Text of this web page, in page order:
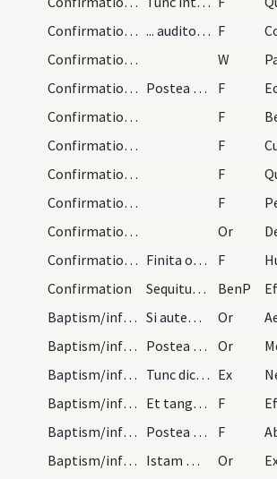
Confirmation/2
... audito nomine ... dicat: F
Confirmation/2
W
Confirmation/3
Postea dicat hos versus: F
Confirmation/4
F
Confirmation/5
F
Confirmation/6
F
Confirmation/7
F
Confirmation/3
Or
Confirmation/8
Finita oratione dicat diaconus confirmatis capita… F
Confirmation
Sequitur benedictio ab episcopo BenP
Baptism/infirmity
Si autem infirmus infans ad baptisandum deferatur… Or
Baptism/infirmity
Postea addat hanc orationem. Or
Baptism/infirmity
Tunc dicat symbolum et Orationem Dominicam et ita… Ex
Baptism/infirmity
Et tangat ei aures et nares de sputo et dicat. F
Baptism/infirmity
Postea tangat pectus et inter scapulas et vocato… F
Baptism/infirmity
Istam maiorem orationem non dicat sed istam ad su… Or